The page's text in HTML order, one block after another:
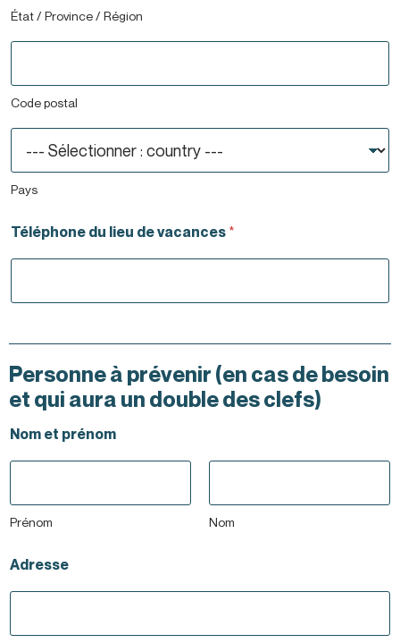
État / Province / Région
Code postal
Pays
Téléphone du lieu de vacances *
Personne à prévenir (en cas de besoin
et qui aura un double des clefs)
Nom et prénom
Prénom Nom
Adresse